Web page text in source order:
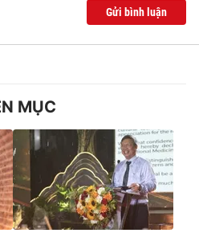
Gửi bình luận
MỤC